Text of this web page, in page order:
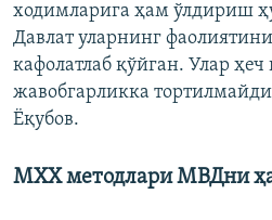
ходимларига ҳам ўлдириш
Давлат уларнинг
кафолатлаб қўйган. Улар
жавобгарликка
Ëқубов.
МХХ методлари МВДни